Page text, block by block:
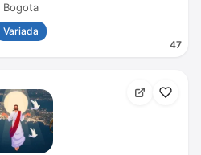
47
Bogota
Variada